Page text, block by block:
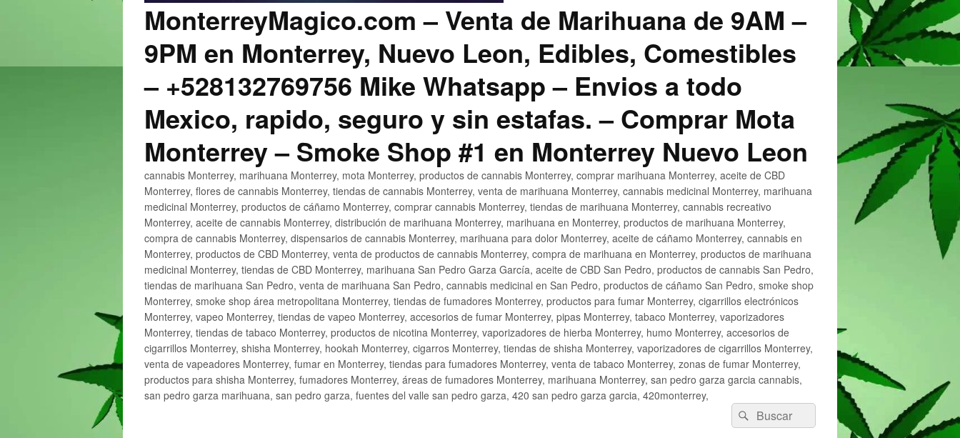
MonterreyMagico.com – Venta de Marihuana de 9AM –
9PM en Monterrey, Nuevo Leon, Edibles, Comestibles
– +528132769756 Mike Whatsapp – Envios a todo
Mexico, rapido, seguro y sin estafas. – Comprar Mota
Monterrey – Smoke Shop #1 en Monterrey Nuevo Leon
cannabis Monterrey, marihuana Monterrey, mota Monterrey, productos de cannabis Monterrey, comprar marihuana Monterrey, aceite de CBD
Monterrey, flores de cannabis Monterrey, tiendas de cannabis Monterrey, venta de marihuana Monterrey, cannabis medicinal Monterrey, marihuana
medicinal Monterrey, productos de cáñamo Monterrey, comprar cannabis Monterrey, tiendas de marihuana Monterrey, cannabis recreativo
Monterrey, aceite de cannabis Monterrey, distribución de marihuana Monterrey, marihuana en Monterrey, productos de marihuana Monterrey,
compra de cannabis Monterrey, dispensarios de cannabis Monterrey, marihuana para dolor Monterrey, aceite de cáñamo Monterrey, cannabis en
Monterrey, productos de CBD Monterrey, venta de productos de cannabis Monterrey, compra de marihuana en Monterrey, productos de marihuana
medicinal Monterrey, tiendas de CBD Monterrey, marihuana San Pedro Garza García, aceite de CBD San Pedro, productos de cannabis San Pedro,
tiendas de marihuana San Pedro, venta de marihuana San Pedro, cannabis medicinal en San Pedro, productos de cáñamo San Pedro, smoke shop
Monterrey, smoke shop área metropolitana Monterrey, tiendas de fumadores Monterrey, productos para fumar Monterrey, cigarrillos electrónicos
Monterrey, vapeo Monterrey, tiendas de vapeo Monterrey, accesorios de fumar Monterrey, pipas Monterrey, tabaco Monterrey, vaporizadores
Monterrey, tiendas de tabaco Monterrey, productos de nicotina Monterrey, vaporizadores de hierba Monterrey, humo Monterrey, accesorios de
cigarrillos Monterrey, shisha Monterrey, hookah Monterrey, cigarros Monterrey, tiendas de shisha Monterrey, vaporizadores de cigarrillos Monterrey,
venta de vapeadores Monterrey, fumar en Monterrey, tiendas para fumadores Monterrey, venta de tabaco Monterrey, zonas de fumar Monterrey,
productos para shisha Monterrey, fumadores Monterrey, áreas de fumadores Monterrey, marihuana Monterrey, san pedro garza garcia cannabis,
san pedro garza marihuana, san pedro garza, fuentes del valle san pedro garza, 420 san pedro garza garcia, 420monterrey,
Buscar
por:
Buscar